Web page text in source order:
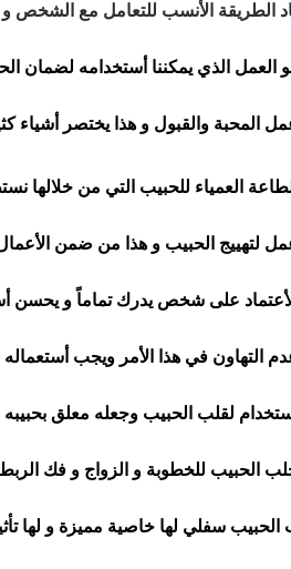
الطريقة الأنسب للتعامل مع الشخص و
العمل الذي يمكننا أستخدامه لضمان
سفلي لها خاصية مميزة و لها